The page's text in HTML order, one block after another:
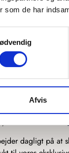
som de har
Afvis
at producere
som først og
vi designer nye
vis
så de
for vores
vores ekstremt
bliver ved
kan du bestille en
dagligt på at